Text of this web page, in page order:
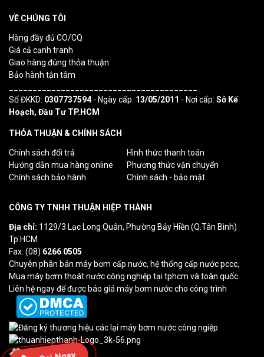
VỀ CHÚNG TÔI
Hàng đầy đủ CO/CQ
Giá cả cạnh tranh
Giao hàng đúng thỏa thuận
Bảo hành tận tâm
Số ĐKKD: 0307737594- Ngày cấp: 13/05/2011 - Nơi cấp: Sở Kế
Hoạch, Đầu Tư TP.HCM
THỎA THUẬN & CHÍNH SÁCH
Chính sách đổi trả
Hình thức thanh toán
Hướng dẫn mua hàng online
Phương thức vận chuyển
Chính sách bảo hành
Chính sách - bảo mật
CÔNG TY TNHH THUẬN HIỆP THÀNH
Địa chỉ: 1129/3 Lạc Long Quân, Phường Bảy Hiền (Q.Tân Bình)
Tp.HCM
Fax: (08) 6266 0505
Chuyên phân bán máy bơm cấp nước, hệ thống cấp nước pccc,
Mua máy bơm thoát nước công nghiệp tại tphcm và toàn quốc.
Liên hệ ngay để được báo giá máy bơm nước cho công trình
Lượt truy cập: 27